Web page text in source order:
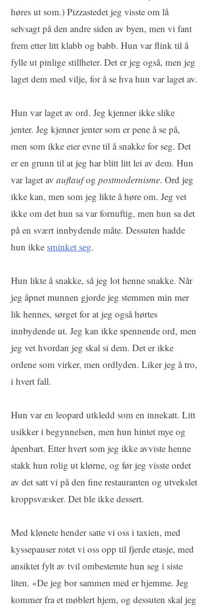
høres ut som.) Pizzastedet jeg visste om lå
selvsagt på den andre siden av byen, men vi fant
frem etter litt klabb og babb. Hun var flink til å
fylle ut pinlige stillheter. Det er jeg også, men jeg
laget dem med vilje, for å se hva hun var laget av.
Hun var laget av ord. Jeg kjenner ikke slike
jenter. Jeg kjenner jenter som er pene å se på,
men som ikke eier evne til å snakke for seg. Det
er en grunn til at jeg har blitt litt lei av dem. Hun
var laget avauflaufogpostmodernisme. Ord jeg
ikke kan, men som jeg likte å høre om. Jeg vet
ikke om det hun sa var fornuftig, men hun sa det
på en svært innbydende måte. Dessuten hadde
hun ikke sminket seg.
Hun likte å snakke, så jeg lot henne snakke. Når
jeg åpnet munnen gjorde jeg stemmen min mer
lik hennes, sørget for at jeg også hørtes
innbydende ut. Jeg kan ikke spennende ord, men
jeg vet hvordan jeg skal si dem. Det er ikke
ordene som virker, men ordlyden. Liker jeg å tro,
i hvert fall.
Hun var en leopard utkledd som en innekatt. Litt
usikker i begynnelsen, men hun hintet mye og
åpenbart. Etter hvert som jeg ikke avviste henne
stakk hun rolig ut klørne, og før jeg visste ordet
av det satt vi på den fine restauranten og utvekslet
kroppsvæsker. Det ble ikke dessert.
Med klønete hender satte vi oss i taxien, med
kyssepauser rotet vi oss opp til fjerde etasje, med
ansiktet fylt av tvil ombestemte hun seg i siste
liten. «De jeg bor sammen med er hjemme. Jeg
kommer fra et møblert hjem, og dessuten skal jeg